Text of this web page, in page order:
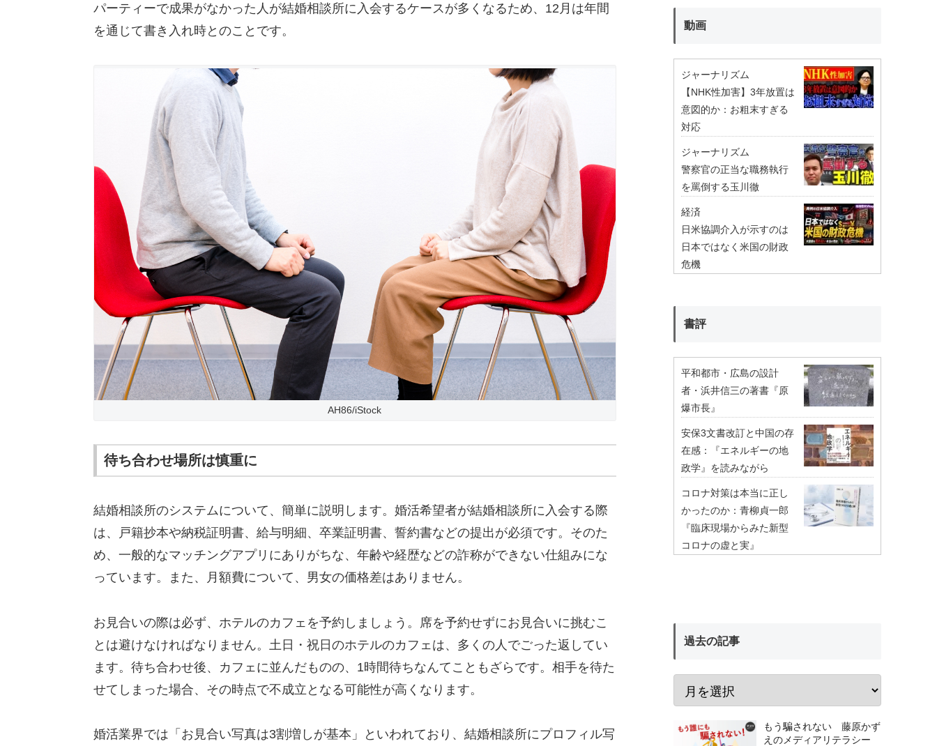
パーティーで成果がなかった人が結婚相談所に入会するケースが多くなるため、12月は年間
を通じて書き入れ時とのことです。
AH86/iStock
待ち合わせ場所は慎重に
結婚相談所のシステムについて、簡単に説明します。婚活希望者が結婚相談所に入会する際
は、戸籍抄本や納税証明書、給与明細、卒業証明書、誓約書などの提出が必須です。そのた
め、一般的なマッチングアプリにありがちな、年齢や経歴などの詐称ができない仕組みにな
っています。また、月額費について、男女の価格差はありません。
お見合いの際は必ず、ホテルのカフェを予約しましょう。席を予約せずにお見合いに挑むこ
とは避けなければなりません。土日・祝日のホテルのカフェは、多くの人でごった返してい
ます。待ち合わせ後、カフェに並んだものの、1時間待ちなんてこともざらです。相手を待た
せてしまった場合、その時点で不成立となる可能性が高くなります。
婚活業界では「お見合い写真は3割増しが基本」といわれており、結婚相談所にプロフィル写
動画
ジャーナリズム
【NHK性加害】3年放置は
意図的か：お粗末すぎる
対応
ジャーナリズム
警察官の正当な職務執行
を罵倒する玉川徹
経済
日米協調介入が示すのは
日本ではなく米国の財政
危機
書評
平和都市・広島の設計
者・浜井信三の著書『原
爆市長』
安保3文書改訂と中国の存
在感：『エネルギーの地
政学』を読みながら
コロナ対策は本当に正し
かったのか：青柳貞一郎
『臨床現場からみた新型
コロナの虚と実』
過去の記事
もう騙されない 藤原かず
えのメディアリテラシー